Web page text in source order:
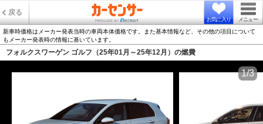
戻る
お気に入り メニュー
新車時価格はメーカー発表当時の車両本体価格です。また基本情報など、その他の項目について
もメーカー発表時の情報に基いています。
フォルクスワーゲン ゴルフ（25年01月～25年12月）の燃費
1/3